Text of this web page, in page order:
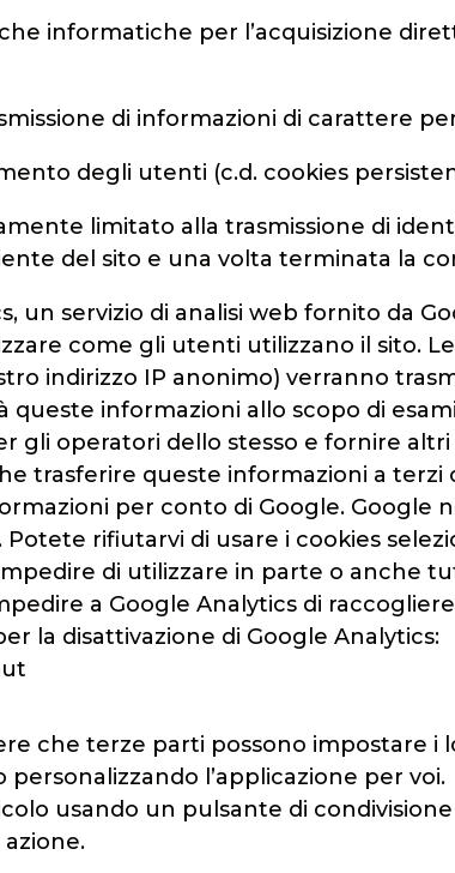
informatiche per l’acquisizione
di informazioni di carattere
degli utenti (c.d. cookies
limitato alla trasmissione di
del sito e una volta terminata la
un servizio di analisi web fornito da
come gli utenti utilizzano il sito.
indirizzo IP anonimo) verranno
queste informazioni allo scopo di
gli operatori dello stesso e fornire
trasferire queste informazioni a terzi
per conto di Google. Google
rifiutarvi di usare i cookies
di utilizzare in parte o anche
a Google Analytics di
la disattivazione di Google Analytics:
che terze parti possono impostare i
l’applicazione per voi.
usando un pulsante di